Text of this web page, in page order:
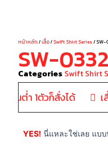
หน้าหลัก /เสื้อ/ Swift Shirt Series / SW-
SW-0332
Categories Swift Shirt
ไม่มีขั้นต่ำ 1ตัวก็สั่งได้
YES! นี่แหละใช่เลย แบ